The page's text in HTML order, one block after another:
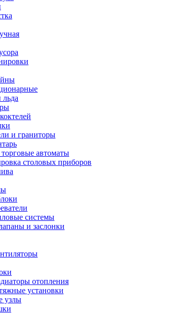
льда
и граниторы
автоматы
столовых приборов
системы
и заслонки
отопления
установки
узлы